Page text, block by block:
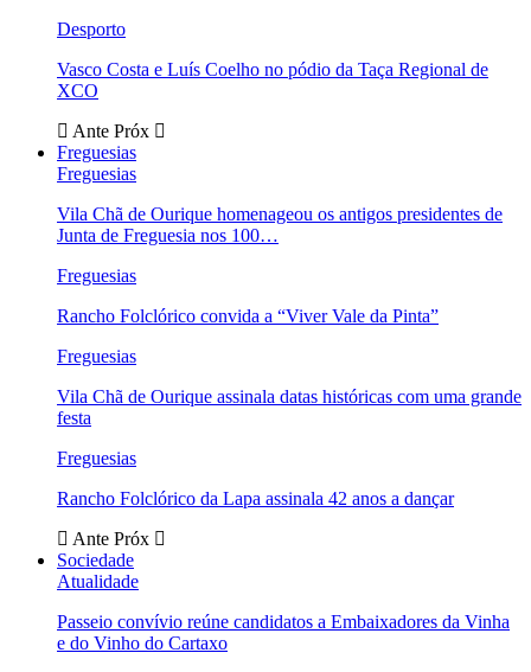
Desporto
Vasco Costa e Luís Coelho no pódio da Taça Regional de
XCO
Ante Próx
Freguesias
Freguesias
Vila Chã de Ourique homenageou os antigos presidentes de
Junta de Freguesia nos 100…
Freguesias
Rancho Folclórico convida a “Viver Vale da Pinta”
Freguesias
Vila Chã de Ourique assinala datas históricas com uma grande
festa
Freguesias
Rancho Folclórico da Lapa assinala 42 anos a dançar
Ante Próx
Sociedade
Atualidade
Passeio convívio reúne candidatos a Embaixadores da Vinha
e do Vinho do Cartaxo